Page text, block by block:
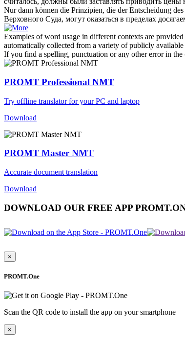
Nur dann können die Prinzipien, die der Entscheidung
Верховного Суда, могут оказаться в пределах
Examples of word usage in different contexts are
automatically collected from a variety of publicly
If you find a spelling, punctuation or any other error in
PROMT Professional NMT
Try offline translator for your PC and laptop
Download
PROMT Master NMT
Accurate document translation
Download
DOWNLOAD OUR FREE APP
×
PROMT.One
Scan the QR code to install the app on your smartphone
×